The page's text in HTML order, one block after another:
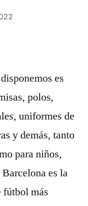
es
polos,
uniformes de
y demás, tanto
para niños,
es la
fútbol más